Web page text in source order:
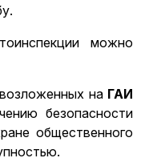
можно
на ГАИ
безопасности
общественного